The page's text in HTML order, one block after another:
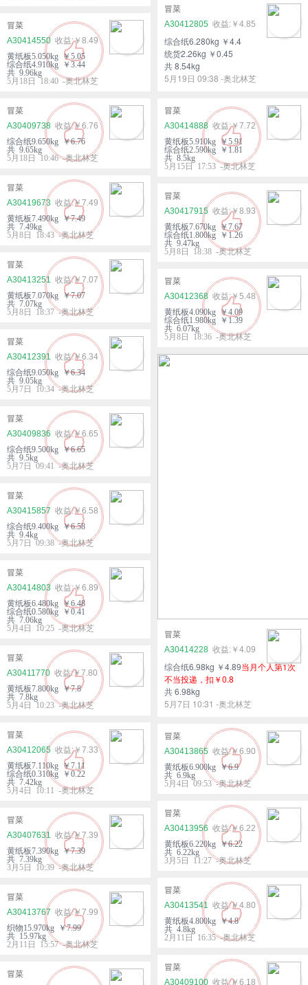
冒菜
A30412805
￥4.85
综合纸6.280kg ￥4.4
统货2.26kg ￥0.45
共 8.54kg
5月19日 09:38 -奥北林芝
冒菜
A30414550
￥8.49
黄纸板5.050kg ￥5.05
综合纸4.910kg ￥3.44
共 9.96kg
5月18日 18:40 -奥北林芝
冒菜
A30409738
￥6.76
综合纸9.650kg ￥6.76
共 9.65kg
5月18日 10:46 -奥北林芝
冒菜
A30414888
￥7.72
黄纸板5.910kg ￥5.91
综合纸2.590kg ￥1.81
共 8.5kg
5月15日 17:53 -奥北林芝
冒菜
A30419673
￥7.49
黄纸板7.490kg ￥7.49
共 7.49kg
5月8日 18:43 -奥北林芝
冒菜
A30417915
￥8.93
黄纸板7.670kg ￥7.67
综合纸1.800kg ￥1.26
共 9.47kg
5月8日 18:38 -奥北林芝
冒菜
A30413251
￥7.07
黄纸板7.070kg ￥7.07
共 7.07kg
5月8日 18:37 -奥北林芝
冒菜
A30412368
￥5.48
黄纸板4.090kg ￥4.09
综合纸1.980kg ￥1.39
共 6.07kg
5月8日 18:36 -奥北林芝
冒菜
A30412391
￥6.34
综合纸9.050kg ￥6.34
共 9.05kg
5月7日 10:34 -奥北林芝
冒菜
A30414228
￥4.09
综合纸6.98kg ￥4.89当月个人第1次
不当投递，扣￥0.8
共 6.98kg
5月7日 10:31 -奥北林芝
冒菜
A30409836
￥6.65
综合纸9.500kg ￥6.65
共 9.5kg
5月7日 09:41 -奥北林芝
冒菜
A30415857
￥6.58
综合纸9.400kg ￥6.58
共 9.4kg
5月7日 09:38 -奥北林芝
冒菜
A30414803
￥6.89
黄纸板6.480kg ￥6.48
综合纸0.580kg ￥0.41
共 7.06kg
5月4日 10:25 -奥北林芝
冒菜
A30411770
￥7.80
黄纸板7.800kg ￥7.8
共 7.8kg
5月4日 10:23 -奥北林芝
冒菜
A30412065
￥7.33
黄纸板7.110kg ￥7.11
综合纸0.310kg ￥0.22
共 7.42kg
5月4日 10:11 -奥北林芝
冒菜
A30413865
￥6.90
黄纸板6.900kg ￥6.9
共 6.9kg
5月4日 09:53 -奥北林芝
冒菜
A30413956
￥6.22
黄纸板6.220kg ￥6.22
共 6.22kg
3月5日 11:27 -奥北林芝
冒菜
A30407631
￥7.39
黄纸板7.390kg ￥7.39
共 7.39kg
3月5日 10:39 -奥北林芝
冒菜
A30413541
￥4.80
黄纸板4.800kg ￥4.8
共 4.8kg
2月11日 16:35 -奥北林芝
冒菜
A30413767
￥7.99
织物15.970kg ￥7.99
共 15.97kg
2月11日 15:57 -奥北林芝
冒菜
A30409100
￥6.18
冒菜